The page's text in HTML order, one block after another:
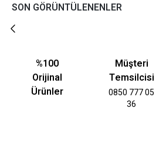
SON GÖRÜNTÜLENENLER
%100
Orijinal
Ürünler
Müşteri
Temsilcisi
0850 777 05
36